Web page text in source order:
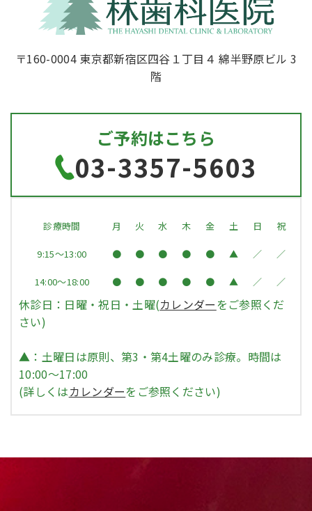
〒160-0004 東京都新宿区四谷１丁目４ 綿半野原ビル 3
階
ご予約はこちら
03-3357-5603
診療時間 月 火 水 木 金 土 日 祝
9:15～13:00 ● ● ● ● ● ▲ ／ ／
14:00～18:00 ● ● ● ● ● ▲ ／ ／
休診日：日曜・祝日・土曜(カレンダーをご参照くだ
さい)
▲：土曜日は原則、第3・第4土曜のみ診療。時間は
10:00〜17:00
(詳しくはカレンダーをご参照ください)